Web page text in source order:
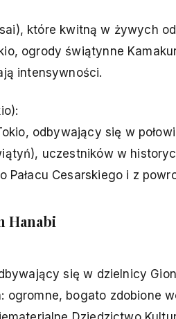
które kwitną w żywych
ogrody świątynne
intensywności.
odbywający się w
uczestników w
Pałacu Cesarskiego i z
Hanabi
się w dzielnicy
ogromne, bogato zdobione